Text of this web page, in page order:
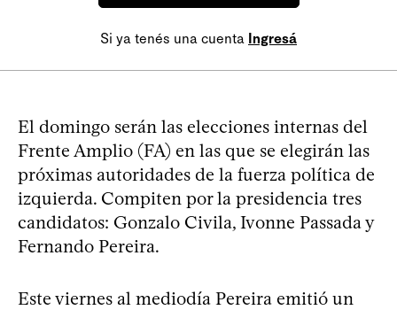
Si ya tenés una cuenta Ingresá
El domingo serán las elecciones internas del
Frente Amplio (FA) en las que se elegirán las
próximas autoridades de la fuerza política de
izquierda. Compiten por la presidencia tres
candidatos: Gonzalo Civila, Ivonne Passada y
Fernando Pereira.
Este viernes al mediodía Pereira emitió un